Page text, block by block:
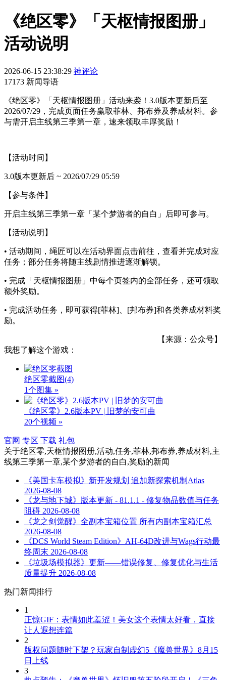
《绝区零》「天枢情报图册」
活动说明
2026-06-15 23:38:29 神评论
17173 新闻导语
《绝区零》「天枢情报图册」活动来袭！3.0版本更新后至
2026/07/29，完成页面任务赢取菲林、邦布券及养成材料。参
与需开启主线第三季第一章，速来领取丰厚奖励！
【活动时间】
3.0版本更新后 ~ 2026/07/29 05:59
【参与条件】
开启主线第三季第一章「某个梦游者的自白」后即可参与。
【活动说明】
• 活动期间，绳匠可以在活动界面点击前往，查看并完成对应
任务；部分任务将随主线剧情推进逐渐解锁。
• 完成「天枢情报图册」中每个页签内的全部任务，还可领取
额外奖励。
• 完成活动任务，即可获得[菲林]、[邦布券]和各类养成材料奖
励。
【来源：公众号】
我想了解这个游戏：
绝区零截图(4)
1个图集 »
《绝区零》2.6版本PV | 旧梦的安可曲
20个视频 »
官网 专区 下载 礼包
关于绝区零,天枢情报图册,活动,任务,菲林,邦布券,养成材料,主
线第三季第一章,某个梦游者的自白,奖励的新闻
《美国卡车模拟》新开发规划 追加新探索机制Atlas
2026-08-08
《龙与地下城》版本更新 - 81.1.1 - 修复物品数值与任务
阻碍 2026-08-08
《龙之剑觉醒》全副本宝箱位置 所有内副本宝箱汇总
2026-08-08
《DCS World Steam Edition》AH-64D改进与Wags行动最
终周末 2026-08-08
《垃圾场模拟器》更新——错误修复、修复优化与生活
质量提升 2026-08-08
热门新闻排行
1
正惊GIF：表情如此羞涩！美女这个表情太好看，直接
让人遐想连篇
2
版权问题随时下架？玩家自制虚幻5《魔兽世界》8月15
日上线
3